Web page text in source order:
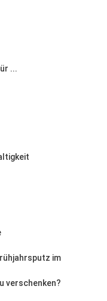
...
im
verschenken?